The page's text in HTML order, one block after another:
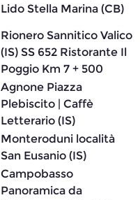
Lido Stella Marina (CB)
Rionero Sannitico Valico
(IS) SS 652 Ristorante Il
Poggio Km 7 + 500
Agnone Piazza
Plebiscito | Caffè
Letterario (IS)
Monteroduni località
San Eusanio (IS)
Campobasso
Panoramica da